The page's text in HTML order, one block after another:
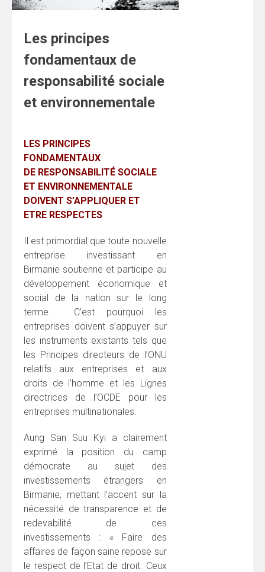
Les principes
fondamentaux de
responsabilité sociale
et environnementale
LES PRINCIPES
FONDAMENTAUX
DE RESPONSABILITÉ SOCIALE
ET ENVIRONNEMENTALE
DOIVENT S’APPLIQUER ET
ETRE RESPECTES
Il est primordial que toute nouvelle
entreprise investissant en
Birmanie soutienne et participe au
développement économique et
social de la nation sur le long
terme. C’est pourquoi les
entreprises doivent s’appuyer sur
les instruments existants tels que
les Principes directeurs de l’ONU
relatifs aux entreprises et aux
droits de l’homme et les Lignes
directrices de l’OCDE pour les
entreprises multinationales.
Aung San Suu Kyi a clairement
exprimé la position du camp
démocrate au sujet des
investissements étrangers en
Birmanie, mettant l’accent sur la
nécessité de transparence et de
redevabilité de ces
investissements : « Faire des
affaires de façon saine repose sur
le respect de l’Etat de droit. Ceux